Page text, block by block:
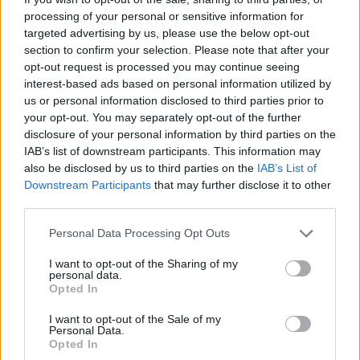
processing of your personal or sensitive information for
targeted advertising by us, please use the below opt-out
section to confirm your selection. Please note that after your
opt-out request is processed you may continue seeing
interest-based ads based on personal information utilized by
us or personal information disclosed to third parties prior to
your opt-out. You may separately opt-out of the further
disclosure of your personal information by third parties on the
IAB’s list of downstream participants. This information may
also be disclosed by us to third parties on the IAB’s List of
Downstream Participants that may further disclose it to other
Please note that this website/app uses one or more Google
not limited to your visit or usage behaviour. You may click to
grant or deny consent to Google and its third-party tags to
use your data for below specified purposes in below Google
consent section.
Personal Data Processing Opt Outs
I want to opt-out of the Sharing of my
personal data.
Opted In
I want to opt-out of the Sale of my
Personal Data.
Opted In
visszhanggalszembesülve megpróbálta
hárítani a felelősséget egy, a The New York
Times-nak adott interjúban, azt állítva, hogy
„minden egy helyi újságíró szavaiból
származik”, és kijelentve, hogy „mindig is az
összes fogvatartási központ bezárását
szorgalmazta”.
„A zsidók irányítják Amerikát” – élő
adásban zsidózott a köztévé
újságírója
Ez még AOC-nek is sok volt
Mindez márnem segített